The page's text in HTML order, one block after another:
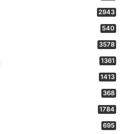
2943
540
3578
1361
1413
368
1784
695